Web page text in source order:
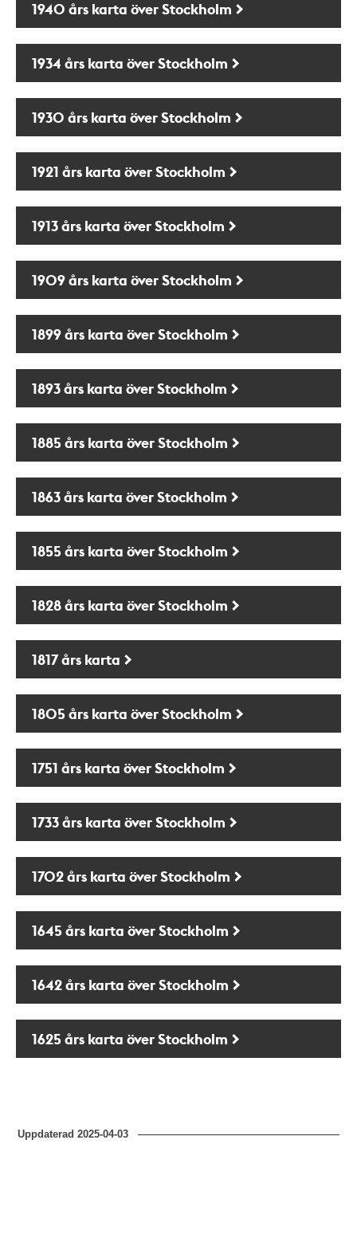
1940 års karta över Stockholm
1934 års karta över Stockholm
1930 års karta över Stockholm
1921 års karta över Stockholm
1913 års karta över Stockholm
1909 års karta över Stockholm
1899 års karta över Stockholm
1893 års karta över Stockholm
1885 års karta över Stockholm
1863 års karta över Stockholm
1855 års karta över Stockholm
1828 års karta över Stockholm
1817 års karta
1805 års karta över Stockholm
1751 års karta över Stockholm
1733 års karta över Stockholm
1702 års karta över Stockholm
1645 års karta över Stockholm
1642 års karta över Stockholm
1625 års karta över Stockholm
Uppdaterad2025-04-03